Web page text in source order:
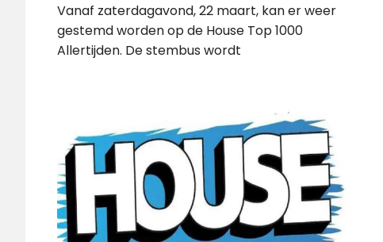
Vanaf zaterdagavond, 22 maart, kan er weer
gestemd worden op de House Top 1000
Allertijden. De stembus wordt